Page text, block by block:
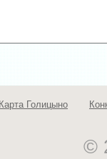
Карта Голицыно
©